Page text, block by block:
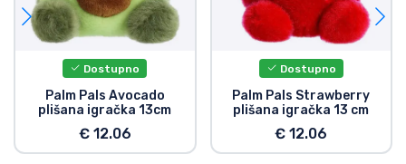
Dostupno
Palm Pals Avocado
plišana igračka 13cm
€ 12.06
Dostupno
Palm Pals Strawberry
plišana igračka 13 cm
€ 12.06